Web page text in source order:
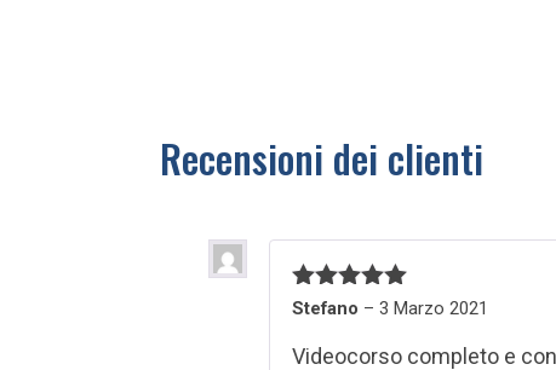
Recensioni dei clienti
Valutato 5
Stefano – 3 Marzo 2021
Videocorso completo e